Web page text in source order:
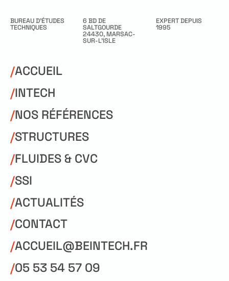
BUREAU D’ÉTUDES
TECHNIQUES
6 BD DE
SALTGOURDE
24430, MARSAC-
SUR-L’ISLE
EXPERT DEPUIS
1995
/ACCUEIL
/INTECH
/NOS RÉFÉRENCES
/STRUCTURES
/FLUIDES & CVC
/SSI
/ACTUALITÉS
/CONTACT
/ACCUEIL@BEINTECH.FR
/05 53 54 57 09